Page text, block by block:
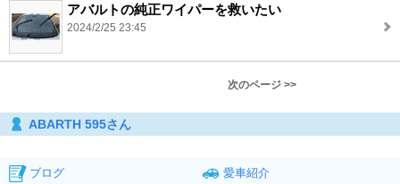
アバルトの純正ワイパーを救いたい
2024/2/25 23:45
次のページ >>
ABARTH 595さん
ブログ
愛車紹介